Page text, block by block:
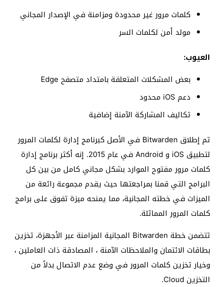
كلمات مرور غير محدودة ومزامنة في الإصدار المجاني
مولد أمن لكلمات السر
العيوب:
بعض المشكلات المتعلقة بامتداد متصفح Edge
دعم iOS محدود
تكاليف المشاركة الآمنة إضافية
تم إطلاق Bitwarden في الأصل كبرنامج إدارة لكلمات المرور
لتطبيق iOS و Android في عام 2015. إنه أكثر برنامج إدارة
كلمات مرور مفتوح الموارد بشكل مجاني كامل من بين كل
البرامج التي قمنا بمراجعتها حيث يقدم مجموعة رائعة من
الميزات في خطته المجانية، مما يمنحه ميزة تفوق على برامج
كلمات المرور المماثلة.
تتضمن خطة Bitwarden المجانية المزامنة عبر الأجهزة، تخزين
بطاقات الائتمان والملاحظات الآمنة ، المصادقة ذات العاملين ،
وخيار تخزين كلمات المرور في وضع عدم الاتصال بدلاً من
التخزين Cloud.